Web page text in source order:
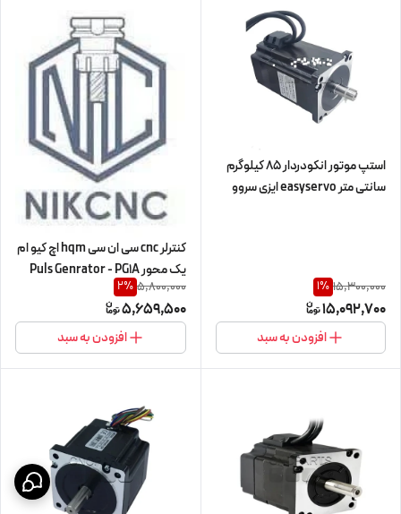
استپ موتور انکودردار 85 کیلوگرم
سانتی متر easyservo ایزی سروو
15,300,000
1%
15,092,700
افزودن به سبد
کنترلر cnc سی ان سی hqm اچ کیو ام
یک محور Puls Genrator - PG1A
5,800,000
2%
5,659,500
افزودن به سبد